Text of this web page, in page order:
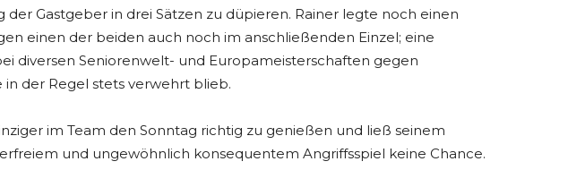
der Gastgeber in drei Sätzen zu düpieren. Rainer legte noch einen
einen der beiden auch noch im anschließenden Einzel; eine
diversen Seniorenwelt- und Europameisterschaften gegen
in der Regel stets verwehrt blieb.
im Team den Sonntag richtig zu genießen und ließ seinem
und ungewöhnlich konsequentem Angriffsspiel keine Chance.